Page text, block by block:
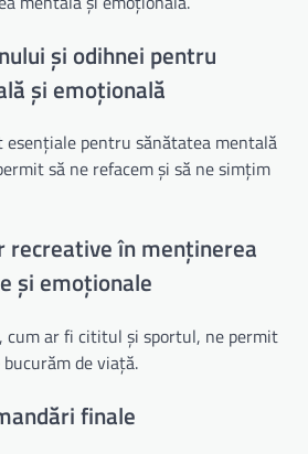
și odihnei pentru
și emoțională
esențiale pentru sănătatea mentală
să ne refacem și să ne simțim
în menținerea
și emoționale
ar fi cititul și sportul, ne permit
de viață.
finale